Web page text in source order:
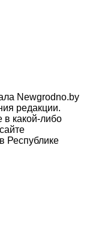
Newgrodno.by
редакции.
какой-либо
Республике